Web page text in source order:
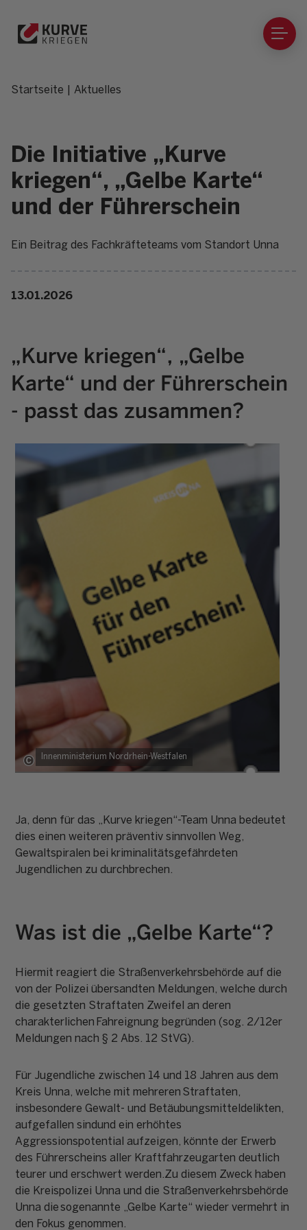
zum
Inhalt
Startseite Aktuelles
Die Initiative „Kurve
kriegen“, „Gelbe Karte“
und der Führerschein
Ein Beitrag des Fachkräfteteams vom Standort Unna
13.01.2026
„Kurve kriegen“, „Gelbe
Karte“ und der Führerschein
- passt das zusammen?
Copyright: Innenministerium Nordrhein-Westfalen
Innenministerium Nordrhein-Westfalen
Ja, denn für das „Kurve kriegen“-Team Unna bedeutet
dies einen weiteren präventiv sinnvollen Weg,
Gewaltspiralen bei kriminalitätsgefährdeten
Jugendlichen zu durchbrechen.
Was ist die „Gelbe Karte“?
Hiermit reagiert die Straßenverkehrsbehörde auf die
von der Polizei übersandten Meldungen, welche durch
die gesetzten Straftaten Zweifel an deren
charakterlichen Fahreignung begründen (sog. 2/12er
Meldungen nach § 2 Abs. 12 StVG).
Für Jugendliche zwischen 14 und 18 Jahren aus dem
Kreis Unna, welche mit mehreren Straftaten,
insbesondere Gewalt- und Betäubungsmitteldelikten,
aufgefallen sindund ein erhöhtes
Aggressionspotential aufzeigen, könnte der Erwerb
des Führerscheins aller Kraftfahrzeugarten deutlich
teurer und erschwert werden.Zu diesem Zweck haben
die Kreispolizei Unna und die Straßenverkehrsbehörde
Unna die sogenannte „Gelbe Karte“ wieder vermehrt in
den Fokus genommen.